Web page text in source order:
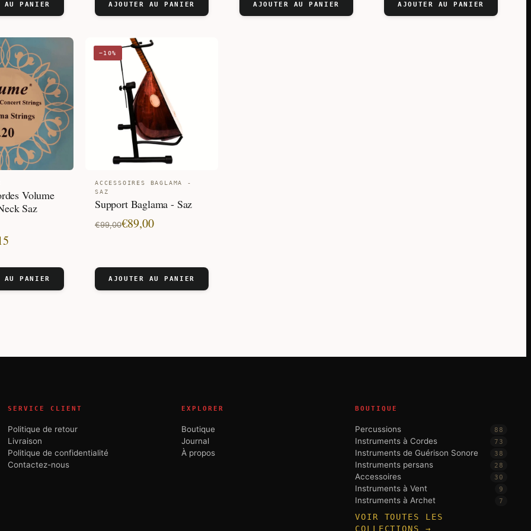
AU PANIER
était :
est :
AJOUTER AU PANIER
était :
est :
AJOUTER AU PANIER
était :
est :
AJOUTER AU PANIER
Volume
Saz
AU PANIER
−10%
ACCESSOIRES BAGLAMA -
SAZ
Support Baglama - Saz
€99,00
Le
était :
€89,00
Le
est :AJOUTER AU PANIER
SERVICE CLIENT
Politique de retour
Livraison
Politique de confidentialité
Contactez-nous
EXPLORER
Boutique
Journal
À propos
BOUTIQUE
Percussions 88
Instruments à Cordes 73
Instruments de Guérison Sonore 38
Instruments persans 28
Accessoires 30
Instruments à Vent 9
Instruments à Archet 7
VOIR TOUTES LES
COLLECTIONS →